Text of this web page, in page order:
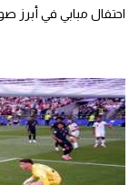
احتفال مبابي في أبرز